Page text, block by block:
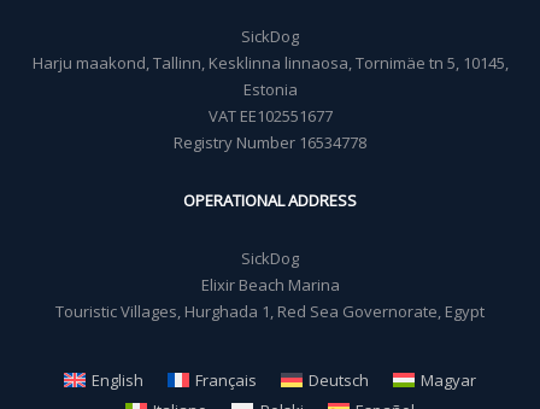
SickDog
Harju maakond, Tallinn, Kesklinna linnaosa, Tornimäe tn 5, 10145,
Estonia
VAT EE102551677
Registry Number 16534778
OPERATIONAL ADDRESS
SickDog
Elixir Beach Marina
Touristic Villages, Hurghada 1, Red Sea Governorate, Egypt
English Français Deutsch
Magyar